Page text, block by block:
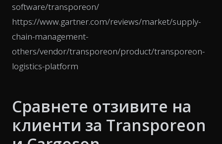
software/transporeon/
https://www.gartner.com/reviews/market/supply-
chain-management-
others/vendor/transporeon/product/transporeon-
logistics-platform
Сравнете отзивите на
клиенти за Transporeon